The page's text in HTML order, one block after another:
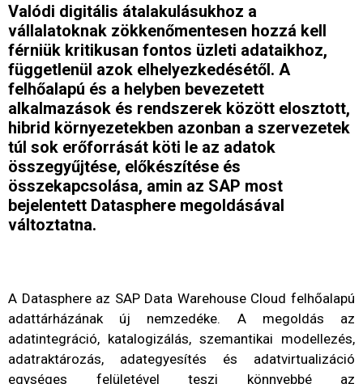
Valódi digitális átalakulásukhoz a
vállalatoknak zökkenőmentesen hozzá kell
férniük kritikusan fontos üzleti adataikhoz,
függetlenül azok elhelyezkedésétől. A
felhőalapú és a helyben bevezetett
alkalmazások és rendszerek között elosztott,
hibrid környezetekben azonban a szervezetek
túl sok erőforrását köti le az adatok
összegyűjtése, előkészítése és
összekapcsolása, amin az SAP most
bejelentett Datasphere megoldásával
változtatna.
A Datasphere az SAP Data Warehouse Cloud felhőalapú
adattárházának új nemzedéke. A megoldás az
adatintegráció, katalogizálás, szemantikai modellezés,
adatraktározás, adategyesítés és adatvirtualizáció
egységes felületével teszi könnyebbé az